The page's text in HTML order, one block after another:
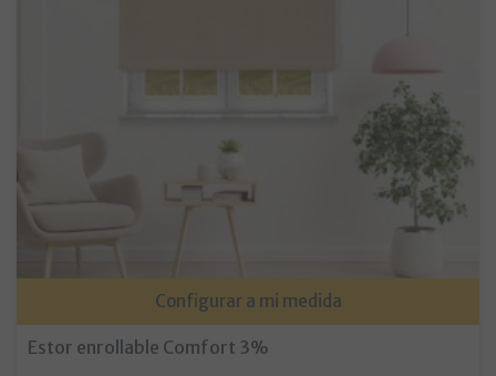
Configurar a mi medida
Estor enrollable Comfort 3%